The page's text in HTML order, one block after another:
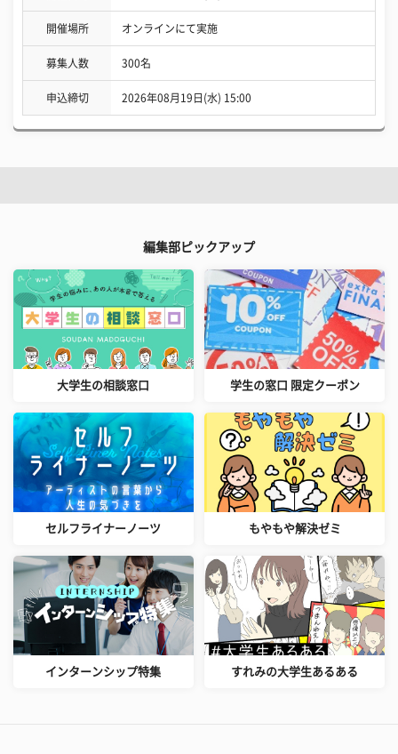
開催場所 オンラインにて実施
募集人数 300名
申込締切 2026年08月19日(水) 15:00
編集部ピックアップ
大学生の相談窓口 学生の窓口 限定クーポン
セルフライナーノーツ もやもや解決ゼミ
インターンシップ特集 すれみの大学生あるある